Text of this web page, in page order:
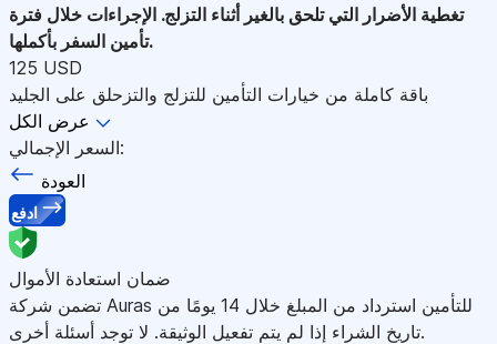
تغطية الأضرار التي تلحق بالغير أثناء التزلج. الإجراءات خلال فترة
تأمين السفر بأكملها.
125 USD
باقة كاملة من خيارات التأمين للتزلج والتزحلق على الجليد
عرض الكل
السعر الإجمالي:
العودة
ادفع
ضمان استعادة الأموال
تضمن شركة Auras للتأمين استرداد من المبلغ خلال 14 يومًا من
تاريخ الشراء إذا لم يتم تفعيل الوثيقة. لا توجد أسئلة أخرى.